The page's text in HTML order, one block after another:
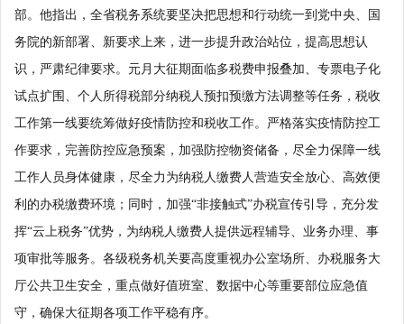
部。他指出，全省税务系统要坚决把思想和行动统一到党中央、国
务院的新部署、新要求上来，进一步提升政治站位，提高思想认
识，严肃纪律要求。元月大征期面临多税费申报叠加、专票电子化
试点扩围、个人所得税部分纳税人预扣预缴方法调整等任务，税收
工作第一线要统筹做好疫情防控和税收工作。严格落实疫情防控工
作要求，完善防控应急预案，加强防控物资储备，尽全力保障一线
工作人员身体健康，尽全力为纳税人缴费人营造安全放心、高效便
利的办税缴费环境；同时，加强“非接触式”办税宣传引导，充分发
挥“云上税务”优势，为纳税人缴费人提供远程辅导、业务办理、事
项审批等服务。各级税务机关要高度重视办公室场所、办税服务大
厅公共卫生安全，重点做好值班室、数据中心等重要部位应急值
守，确保大征期各项工作平稳有序。